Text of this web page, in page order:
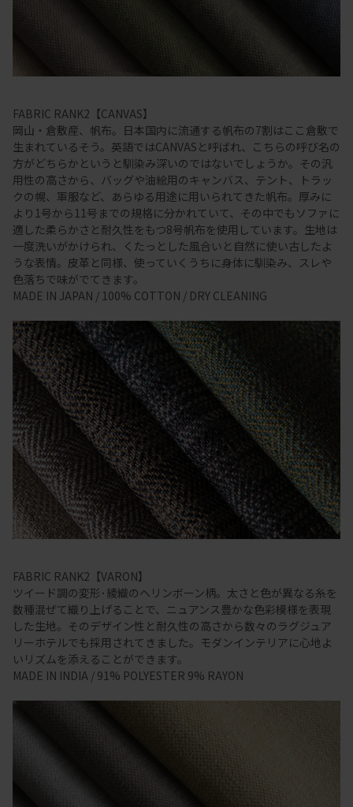
FABRIC RANK2【CANVAS】
岡山・倉敷産、帆布。日本国内に流通する帆布の7割はここ倉敷で
生まれているそう。英語ではCANVASと呼ばれ、こちらの呼び名の
方がどちらかというと馴染み深いのではないでしょうか。その汎
用性の高さから、バッグや油絵用のキャンバス、テント、トラッ
クの幌、軍服など、あらゆる用途に用いられてきた帆布。厚みに
より1号から11号までの規格に分かれていて、その中でもソファに
適した柔らかさと耐久性をもつ8号帆布を使用しています。生地は
一度洗いがかけられ、くたっとした風合いと自然に使い古したよ
うな表情。皮革と同様、使っていくうちに身体に馴染み、スレや
色落ちで味がでてきます。
MADE IN JAPAN / 100% COTTON / DRY CLEANING
FABRIC RANK2【VARON】
ツイード調の変形･綾織のヘリンボーン柄。太さと色が異なる糸を
数種混ぜて織り上げることで、ニュアンス豊かな色彩模様を表現
した生地。そのデザイン性と耐久性の高さから数々のラグジュア
リーホテルでも採用されてきました。モダンインテリアに心地よ
いリズムを添えることができます。
MADE IN INDIA / 91% POLYESTER 9% RAYON